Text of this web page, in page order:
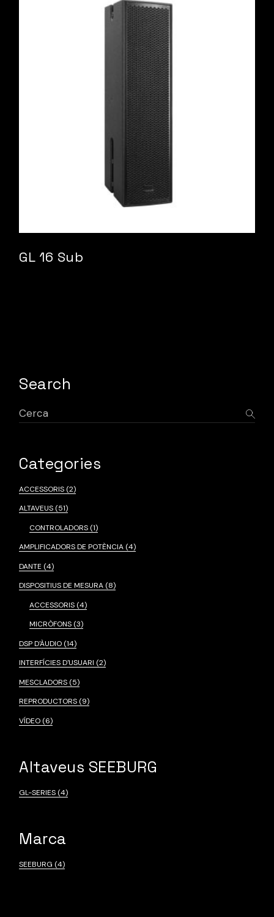
GL 16 Sub
Search
Cerca:
Categories
ACCESSORIS (2)
ALTAVEUS (51)
CONTROLADORS (1)
AMPLIFICADORS DE POTÈNCIA (4)
DANTE (4)
DISPOSITIUS DE MESURA (8)
ACCESSORIS (4)
MICRÒFONS (3)
DSP D'ÀUDIO (14)
INTERFÍCIES D'USUARI (2)
MESCLADORS (5)
REPRODUCTORS (9)
VÍDEO (6)
Altaveus SEEBURG
GL-SERIES (4)
Marca
SEEBURG (4)